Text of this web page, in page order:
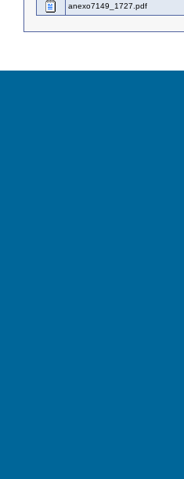
anexo7149_1727.pdf